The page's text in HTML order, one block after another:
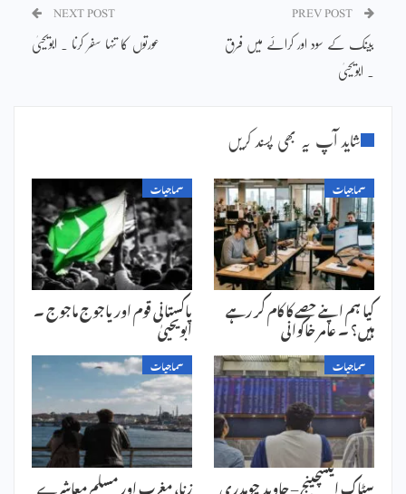
بینک کے سود اور کرائے میں فرق
۔ ابویحییٰ
NEXT POST
عورتوں کا تنہا سفر کرنا ۔ ابویحییٰ
شاید آپ یہ بھی پسند کریں
سماجیات
کیا ہم اپنے حصے کا کام کر رہے
ہیں؟ ۔ عامر خاکوانی
سماجیات
پاکستانی قوم اور یاجوج ماجوج ۔
ابویحییٰ
سماجیات
سٹاک ایکسچینج – جاوید چوہدری
سماجیات
زنا، مغرب اور مسلم معاشرے